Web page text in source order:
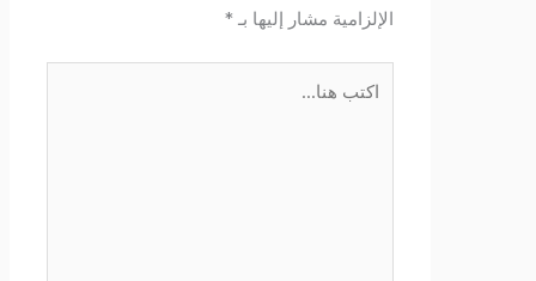
الإلزامية مشار إليها بـ*